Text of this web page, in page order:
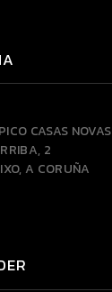
CASAS NOVAS
2
A CORUÑA